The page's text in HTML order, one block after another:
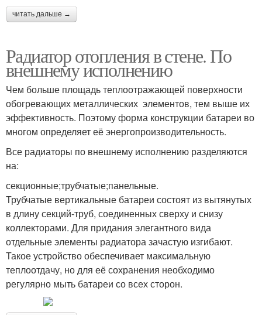
читать дальше →
Радиатор отопления в стене. По
внешнему исполнению
Чем больше площадь теплоотражающей поверхности
обогревающих металлических элементов, тем выше их
эффективность. Поэтому форма конструкции батареи во
многом определяет её энергопроизводительность.
Все радиаторы по внешнему исполнению разделяются
на:
секционные;трубчатые;панельные.
Трубчатые вертикальные батареи состоят из вытянутых
в длину секций-труб, соединенных сверху и снизу
коллекторами. Для придания элегантного вида
отдельные элементы радиатора зачастую изгибают.
Такое устройство обеспечивает максимальную
теплоотдачу, но для её сохранения необходимо
регулярно мыть батареи со всех сторон.